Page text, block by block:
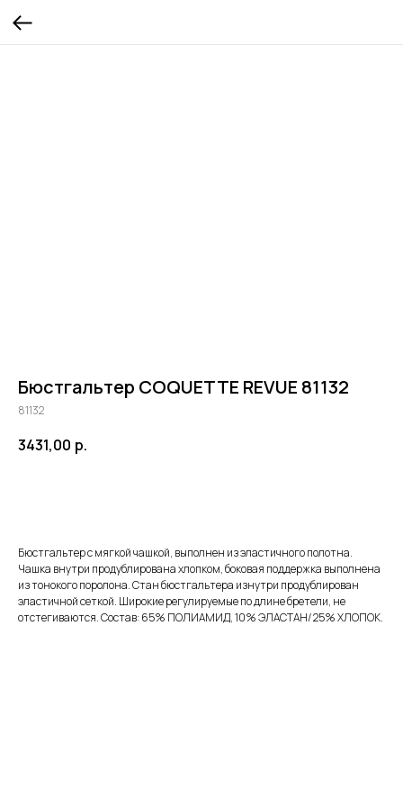
Бюстгальтер COQUETTE REVUE 81132
81132
3431,00 р.
Бюстгальтер с мягкой чашкой, выполнен из эластичного полотна.
Чашка внутри продублирована хлопком, боковая поддержка выполнена
из тонокого поролона. Стан бюстгальтера изнутри продублирован
эластичной сеткой. Широкие регулируемые по длине бретели, не
отстегиваются. Состав: 65% ПОЛИАМИД, 10% ЭЛАСТАН/ 25% ХЛОПОК.